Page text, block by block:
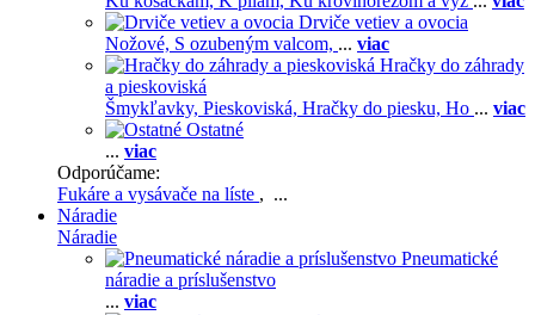
Drviče vetiev a ovocia
Nožové, S ozubeným valcom, ... viac
Hračky do záhrady
a pieskoviská
Šmykľavky, Pieskoviská, Hračky do piesku, Ho ... viac
Ostatné
... viac
Odporúčame:
Fukáre a vysávače na líste , ...
Náradie
Náradie
Pneumatické
náradie a príslušenstvo
... viac